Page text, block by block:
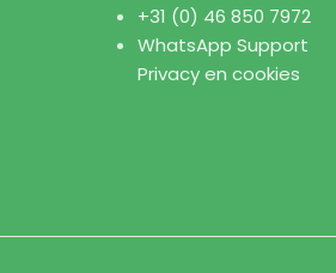
+31 (0) 46 850 7972
WhatsApp Support
Privacy en cookies